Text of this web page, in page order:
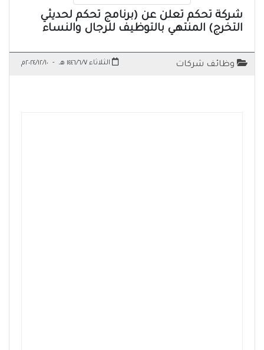
شركة تحكم تعلن عن (برنامج تحكم لحديثي
التخرج) المنتهي بالتوظيف للرجال والنساء
وظائف شركات الثلاثاء ١٤٤٦/٦/٧ هـ - ٢٠٢٤/١٢/١٠م